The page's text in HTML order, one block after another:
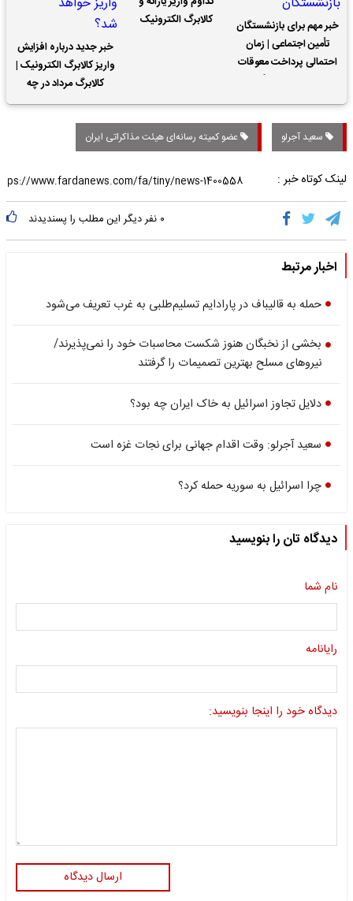
خبر مهم برای بازنشستگان
تأمین اجتماعی | زمان
احتمالی پرداخت معوقات
کالابرگ الکترونیک
خبر جدید درباره افزایش
واریز کالابرگ الکترونیک |
کالابرگ مرداد در چه
تاریخی واریز خواهد شد؟
سعید آجرلو عضو کمیته رسانه‌ای هیئت مذاکراتی ایران
لینک کوتاه خبر :
۰ نفر دیگر این مطلب را پسندیدند
اخبار مرتبط
حمله به قالیباف در پارادایم تسلیم‌طلبی به غرب تعریف می‌شود
بخشی از نخبگان هنوز شکست محاسبات خود را نمی‌پذیرند/
نیروهای مسلح بهترین تصمیمات را گرفتند
دلایل تجاوز اسرائیل به خاک ایران چه بود؟
سعید آجرلو: وقت اقدام جهانی برای نجات غزه است
چرا اسرائیل به سوریه حمله کرد؟
دیدگاه تان را بنویسید
نام شما
رایانامه
دیدگاه خود را اینجا بنویسید:
ارسال دیدگاه